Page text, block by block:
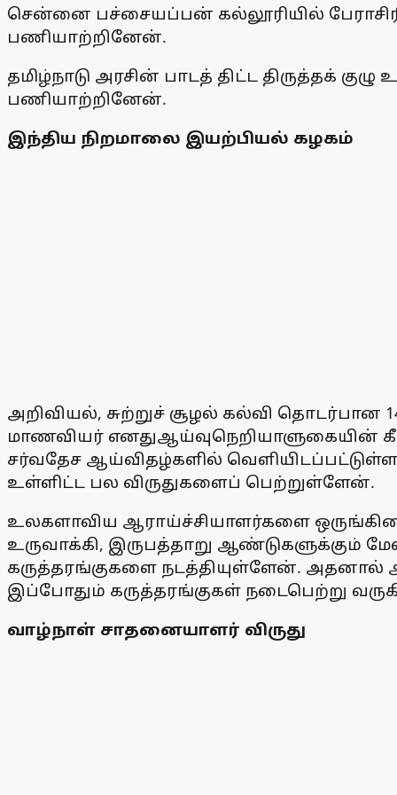
சென்னை பச்சையப்பன் கல்லூரியில்
பணியாற்றினேன்.
தமிழ்நாடு அரசின் பாடத் திட்ட திருத்தக்
பணியாற்றினேன்.
இந்திய நிறமாலை இயற்பியல் கழகம்
அறிவியல், சுற்றுச் சூழல் கல்வி தொடர்பான
மாணவியர் எனதுஆய்வுநெறியாளுகையின்
சர்வதேச ஆய்விதழ்களில் வெளியிடப்பட்டுள்ளன.
உள்ளிட்ட பல விருதுகளைப் பெற்றுள்ளேன்.
உலகளாவிய ஆராய்ச்சியாளர்களை
உருவாக்கி, இருபத்தாறு ஆண்டுகளுக்கும்
கருத்தரங்குகளை நடத்தியுள்ளேன்.
இப்போதும் கருத்தரங்குகள் நடைபெற்று
வாழ்நாள் சாதனையாளர் விருது